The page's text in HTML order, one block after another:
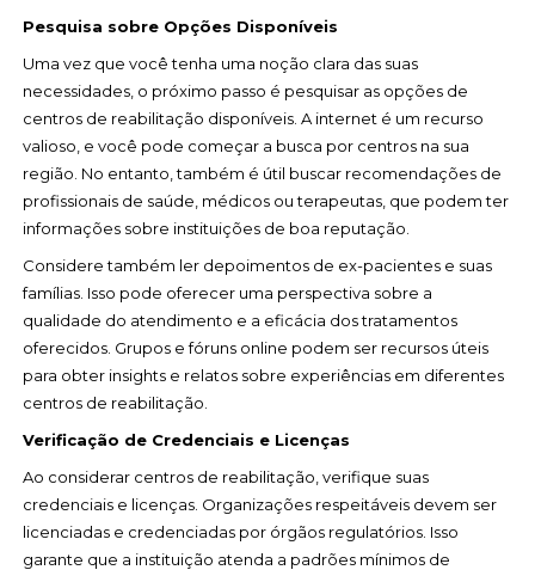
Pesquisa sobre Opções Disponíveis
Uma vez que você tenha uma noção clara das suas
necessidades, o próximo passo é pesquisar as opções de
centros de reabilitação disponíveis. A internet é um recurso
valioso, e você pode começar a busca por centros na sua
região. No entanto, também é útil buscar recomendações de
profissionais de saúde, médicos ou terapeutas, que podem ter
informações sobre instituições de boa reputação.
Considere também ler depoimentos de ex-pacientes e suas
famílias. Isso pode oferecer uma perspectiva sobre a
qualidade do atendimento e a eficácia dos tratamentos
oferecidos. Grupos e fóruns online podem ser recursos úteis
para obter insights e relatos sobre experiências em diferentes
centros de reabilitação.
Verificação de Credenciais e Licenças
Ao considerar centros de reabilitação, verifique suas
credenciais e licenças. Organizações respeitáveis devem ser
licenciadas e credenciadas por órgãos regulatórios. Isso
garante que a instituição atenda a padrões mínimos de